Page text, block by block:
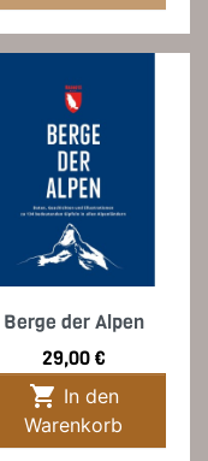
Berge der Alpen
Preis
29,00 €

Warenkorb